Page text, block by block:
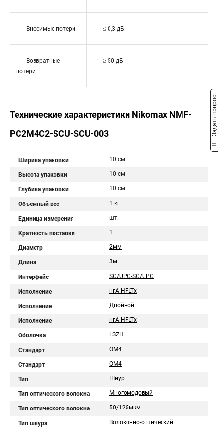
Вносимые потери ≤ 0,3 дБ
Возвратные
потери
≥ 50 дБ
Технические характеристики Nikomax NMF-
PC2M4C2-SCU-SCU-003
Ширина упаковки 10 см
Высота упаковки 10 см
Глубина упаковки 10 см
Объемный вес 1 кг
Единица измерения шт.
Кратность поставки 1
Диаметр 2мм
Длина 3м
Интерфейс SC/UPC-SC/UPC
Исполнение нгA-HFLTx
Исполнение Двойной
Исполнение нгА-HFLTx
Оболочка LSZH
Стандарт OM4
Стандарт ОM4
Тип Шнур
Тип оптического волокна Многомодовый
Тип оптического волокна 50/125мкм
Тип шнура Волоконно-оптический
Задать вопрос